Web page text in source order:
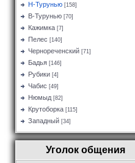
Н-Турунью [158]
В-Турунью [70]
Кажимка [7]
Пелес [140]
Чернореченский [71]
Бадья [146]
Рубики [4]
Чабис [49]
Нюмыд [82]
Крутоборка [115]
Западный [34]
Уголок общения